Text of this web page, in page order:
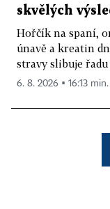
skvělých
Hořčík na spaní,
únavě a kreatin
stravy slibuje
6. 8. 2026 ▪ 16:13 min.